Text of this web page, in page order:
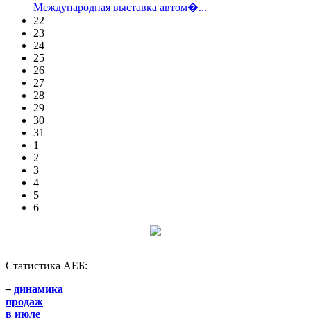
Международная выставка автом�...
22
23
24
25
26
27
28
29
30
31
1
2
3
4
5
6
Статистика АЕБ:
– динамика
продаж
в июле